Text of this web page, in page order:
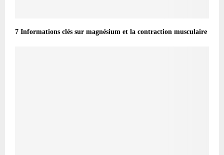
7 Informations clés sur magnésium et la contraction musculaire